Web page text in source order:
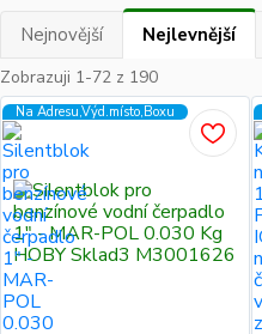
Nejnovější Nejlevnější
Zobrazuji 1-72 z 190
Na Adresu,Výd.místo,Boxu